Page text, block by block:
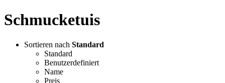
Schmucketuis
Sortieren nach Standard
Standard
Benutzerdefiniert
Name
Preis